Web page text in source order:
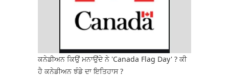
ਕਨੇਡੀਅਨ ਕਿਉਂ ਮਨਾਉਂਦੇ ਨੇ 'Canada Flag Day' ? ਕੀ
ਹੈ ਕਨੇਡੀਅਨ ਝੰਡੇ ਦਾ ਇਤਿਹਾਸ ?